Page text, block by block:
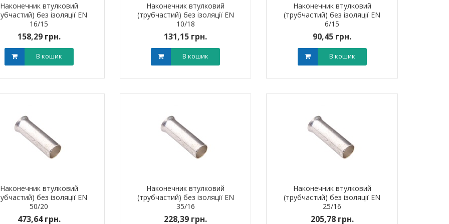
В кошик
AP6Т.2000.МC.11
Наконечник втулковий
без ізоляції EN
16/15
158,29 грн.
В кошик
Наконечник втулковий
(трубчастий) без ізоляції EN
10/18
131,15 грн.
В кошик
Наконечник втулковий
(трубчастий) без ізоляції EN
6/15
90,45 грн.
В кошик
Наконечник втулковий
без ізоляції EN
50/20
473,64 грн.
Наконечник втулковий
(трубчастий) без ізоляції EN
35/16
228,39 грн.
Наконечник втулковий
(трубчастий) без ізоляції EN
25/16
205,78 грн.